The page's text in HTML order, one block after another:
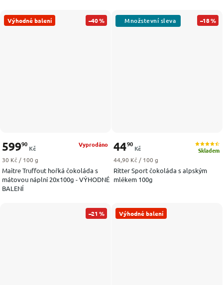
Výhodné balení –40 %
Maitre Truffout hořká čokoláda s
mátovou náplní 20x100g - VÝHODNÉ
BALENÍ
Vyprodáno
59990
Kč
Měrná cena:
30 Kč / 100 g
–18 %
Ritter Sport čokoláda s alpským
mlékem 100g
Skladem
4490
Kč
Měrná cena:
44,90 Kč / 100 g
–21 % Výhodné balení